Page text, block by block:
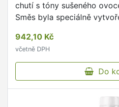
chutí s tóny sušeného
Směs byla speciálně
profesionální, …
942,10 Kč
včetně DPH
Do